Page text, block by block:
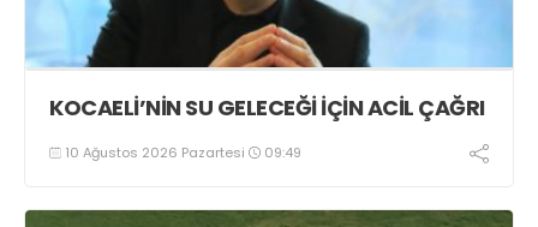
KOCAELİ’NİN SU GELECEĞİ İÇİN ACİL ÇAĞRI
10 Ağustos 2026 Pazartesi 09:49